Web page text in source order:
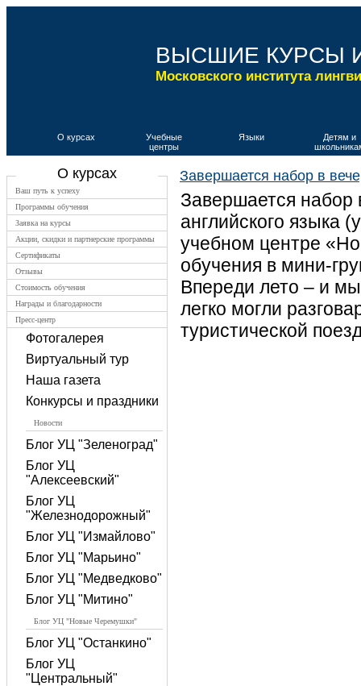
ВЫСШИЕ КУРСЫ
Московского института
О курсах
Учебные
центры
Языки
Детям и
О курсах
Ваш путь к успеху
Программы обучения
Заявка на курсы
Акции, скидки и партнерские программы
Сертификаты
Отзывы
Стоимость обучения
Награды и благодарности
Пресс-центр
Фотогалерея
Виртуальный тур
Наша газета
Конкурсы и праздники
Новости
Блог УЦ "Зеленоград"
Блог УЦ
"Алексеевский"
Блог УЦ
"Железнодорожный"
Блог УЦ "Измайлово"
Блог УЦ "Марьино"
Блог УЦ "Медведково"
Блог УЦ "Митино"
Блог УЦ "Новые Черемушки"
Блог УЦ "Останкино"
Блог УЦ
"Центральный"
Завершается набор в
Завершается набор
английского языка
учебном центре
обучения в мини-
Впереди лето – и
легко могли
туристической